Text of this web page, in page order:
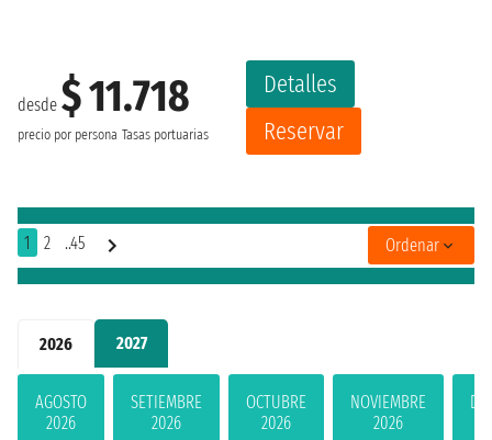
2026 2027
AGOSTO
2026
SETIEMBRE
2026
OCTUBRE
2026
NOVIEMBRE
2026
desde $ 11.718
precio por persona Tasas portuarias
Detalles
Reservar
1 2 ..45 Ordenar